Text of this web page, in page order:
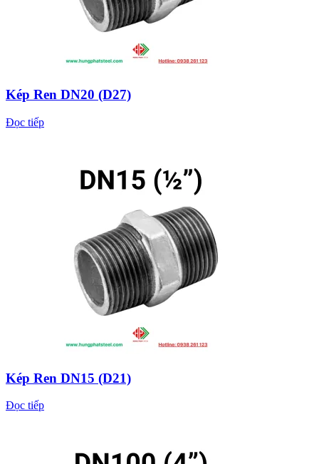
Kép Ren DN20 (D27)
Đọc tiếp
Kép Ren DN15 (D21)
Đọc tiếp